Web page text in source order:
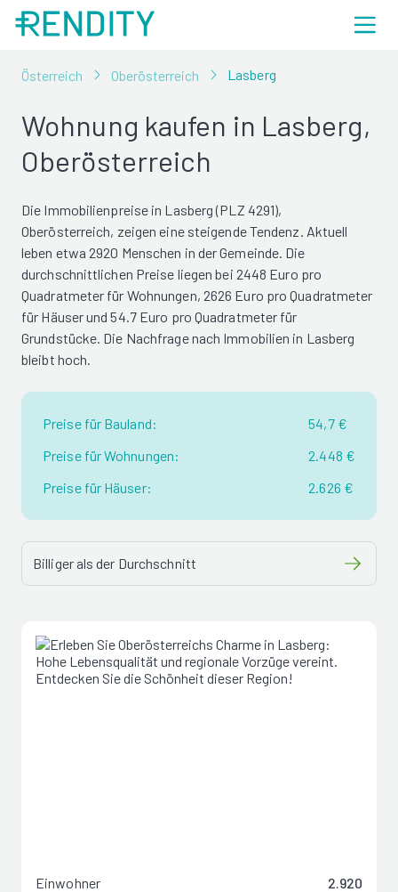
Österreich Oberösterreich Lasberg
Wohnung kaufen in Lasberg,
Oberösterreich
Die Immobilienpreise in Lasberg (PLZ 4291),
Oberösterreich, zeigen eine steigende Tendenz. Aktuell
leben etwa 2920 Menschen in der Gemeinde. Die
durchschnittlichen Preise liegen bei 2448 Euro pro
Quadratmeter für Wohnungen, 2626 Euro pro Quadratmeter
für Häuser und 54.7 Euro pro Quadratmeter für
Grundstücke. Die Nachfrage nach Immobilien in Lasberg
bleibt hoch.
Preise für Bauland:
54,7 €
Preise für Wohnungen:
2.448 €
Preise für Häuser:
2.626 €
Billiger als der Durchschnitt
Einwohner
2.920